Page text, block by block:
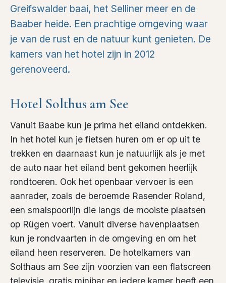
Greifswalder baai, het Selliner meer en de
Baaber heide. Een prachtige omgeving waar
je van de rust en de natuur kunt genieten. De
kamers van het hotel zijn in 2012
gerenoveerd.
Hotel Solthus am See
Vanuit Baabe kun je prima het eiland ontdekken.
In het hotel kun je fietsen huren om er op uit te
trekken en daarnaast kun je natuurlijk als je met
de auto naar het eiland bent gekomen heerlijk
rondtoeren. Ook het openbaar vervoer is een
aanrader, zoals de beroemde Rasender Roland,
een smalspoorlijn die langs de mooiste plaatsen
op Rügen voert. Vanuit diverse havenplaatsen
kun je rondvaarten in de omgeving en om het
eiland heen reserveren. De hotelkamers van
Solthaus am See zijn voorzien van een flatscreen
televisie, gratis minibar en iedere kamer heeft een